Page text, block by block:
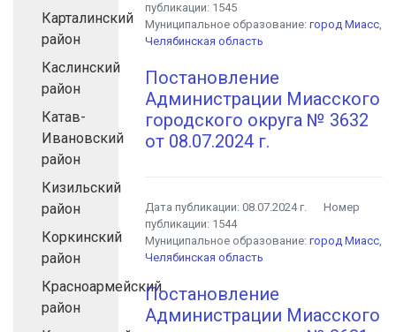
Карталинский
район
Каслинский
район
Катав-
Ивановский
район
Кизильский
район
Коркинский
район
Красноармейский
район
публикации: 1545
Муниципальное образование:город Миасс,
Челябинская область
Постановление
Администрации Миасского
городского округа № 3632
от 08.07.2024 г.
Дата публикации:08.07.2024 г.
Номер
публикации: 1544
Муниципальное образование:город Миасс,
Челябинская область
Постановление
Администрации Миасского